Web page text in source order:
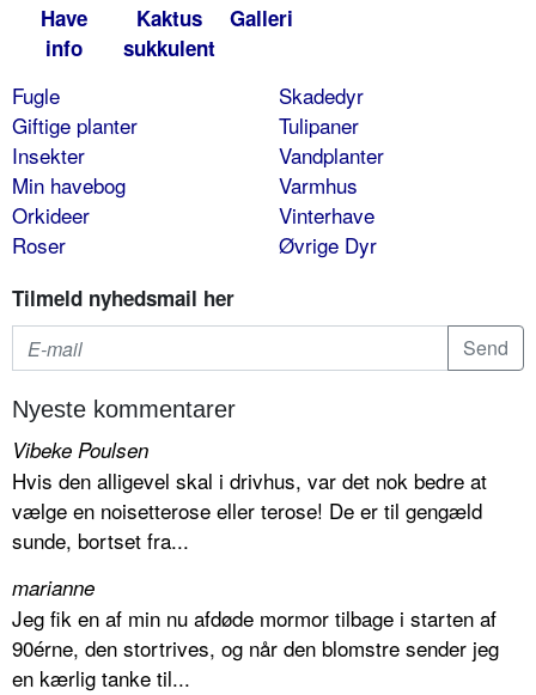
Have
info
Kaktus
sukkulent
Galleri
Fugle
Giftige planter
Insekter
Min havebog
Orkideer
Roser
Skadedyr
Tulipaner
Vandplanter
Varmhus
Vinterhave
Øvrige Dyr
Tilmeld nyhedsmail her
Nyeste kommentarer
Vibeke Poulsen
Hvis den alligevel skal i drivhus, var det nok bedre at
vælge en noisetterose eller terose! De er til gengæld
sunde, bortset fra...
marianne
Jeg fik en af min nu afdøde mormor tilbage i starten af
90érne, den stortrives, og når den blomstre sender jeg
en kærlig tanke til...